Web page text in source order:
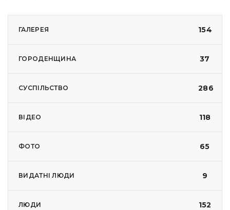
ГАЛЕРЕЯ 154
ГОРОДЕНЩИНА 37
СУСПІЛЬСТВО 286
ВІДЕО 118
ФОТО 65
ВИДАТНІ ЛЮДИ 9
ЛЮДИ 152